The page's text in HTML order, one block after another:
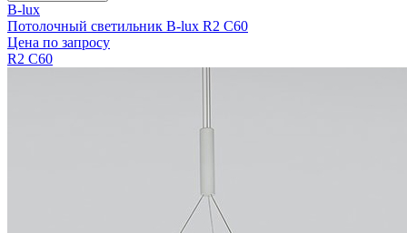
B-lux
Потолочный светильник B-lux R2 C60
Цена по запросу
R2 C60